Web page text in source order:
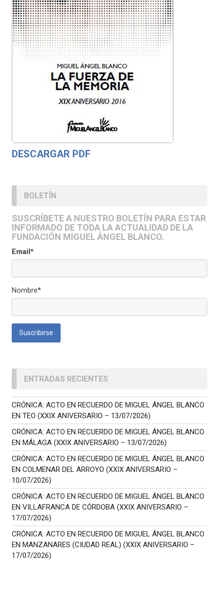
DESCARGAR PDF
BOLETÍN
SUSCRÍBETE A NUESTRO BOLETÍN PARA ESTAR
INFORMADO DE TODA LA ACTUALIDAD DE LA
FUNDACIÓN MIGUEL ÁNGEL BLANCO.
Email*
Nombre*
ENTRADAS RECIENTES
CRÓNICA: ACTO EN RECUERDO DE MIGUEL ÁNGEL BLANCO
EN TEO (XXIX ANIVERSARIO – 13/07/2026)
CRÓNICA: ACTO EN RECUERDO DE MIGUEL ÁNGEL BLANCO
EN MÁLAGA (XXIX ANIVERSARIO – 13/07/2026)
CRÓNICA: ACTO EN RECUERDO DE MIGUEL ÁNGEL BLANCO
EN COLMENAR DEL ARROYO (XXIX ANIVERSARIO –
10/07/2026)
CRÓNICA: ACTO EN RECUERDO DE MIGUEL ÁNGEL BLANCO
EN VILLAFRANCA DE CÓRDOBA (XXIX ANIVERSARIO –
17/07/2026)
CRÓNICA: ACTO EN RECUERDO DE MIGUEL ÁNGEL BLANCO
EN MANZANARES (CIUDAD REAL) (XXIX ANIVERSARIO –
17/07/2026)